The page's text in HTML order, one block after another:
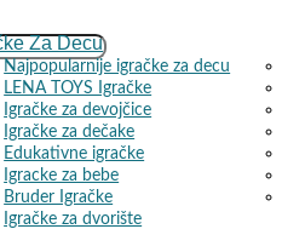
Za Decu
Najpopularnije igračke za decu
LENA TOYS Igračke
Igračke za devojčice
Igračke za dečake
Edukativne igračke
Igracke za bebe
Bruder Igračke
Igračke za dvorište